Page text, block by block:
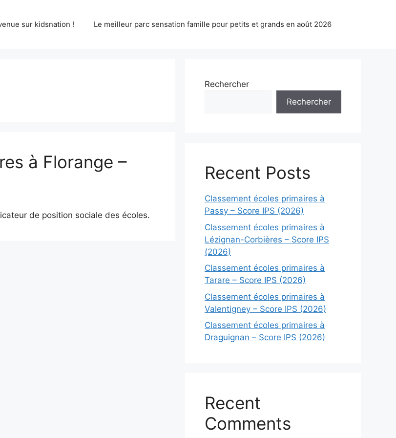
sur kidsnation ! Le meilleur parc sensation famille pour petits et grands en août 2026
à Florange –
de position sociale des écoles.
Rechercher
Rechercher
Recent Posts
Classement écoles primaires à
Passy – Score IPS (2026)
Classement écoles primaires à
Lézignan-Corbières – Score IPS
(2026)
Classement écoles primaires à
Tarare – Score IPS (2026)
Classement écoles primaires à
Valentigney – Score IPS (2026)
Classement écoles primaires à
Draguignan – Score IPS (2026)
Recent
Comments